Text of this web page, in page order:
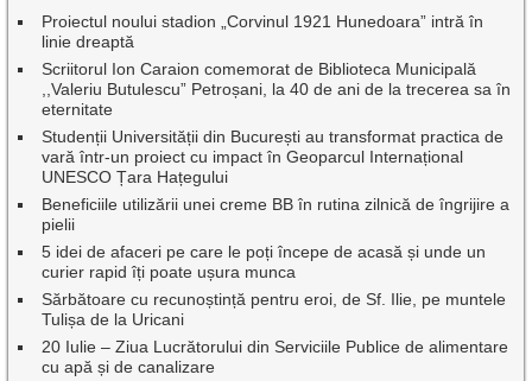
Proiectul noului stadion „Corvinul 1921 Hunedoara” intră în
linie dreaptă
Scriitorul Ion Caraion comemorat de Biblioteca Municipală
,,Valeriu Butulescu” Petroșani, la 40 de ani de la trecerea sa în
eternitate
Studenții Universității din București au transformat practica de
vară într-un proiect cu impact în Geoparcul Internațional
UNESCO Țara Hațegului
Beneficiile utilizării unei creme BB în rutina zilnică de îngrijire a
pielii
5 idei de afaceri pe care le poți începe de acasă și unde un
curier rapid îți poate ușura munca
Sărbătoare cu recunoștință pentru eroi, de Sf. Ilie, pe muntele
Tulișa de la Uricani
20 Iulie – Ziua Lucrătorului din Serviciile Publice de alimentare
cu apă și de canalizare